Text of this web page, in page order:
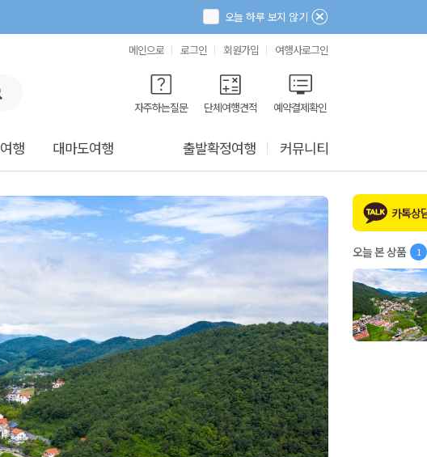
오늘 하루 보지 않기
메인으로 로그인 회원가입 여행사로그인
예약결제확인
단체여행견적
자주하는질문
행 대마도여행 출발확정여행 커뮤니티
카톡상
오늘 본 상품 1